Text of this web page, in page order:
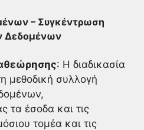
– Συγκέντρωση
Δεδομένων
: Η διαδικασία
μεθοδική συλλογή
τα έσοδα και τις
τομέα και τις